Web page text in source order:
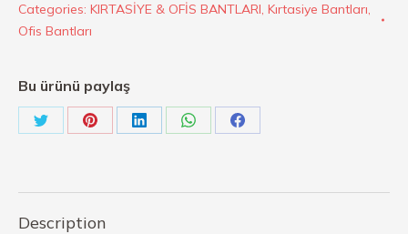
Categories: KIRTASİYE & OFİS BANTLARI, Kırtasiye Bantları,
Ofis Bantları
Bu ürünü paylaş
Description